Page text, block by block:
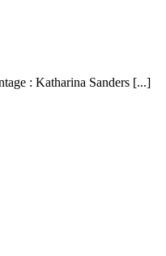
: Katharina Sanders [...]